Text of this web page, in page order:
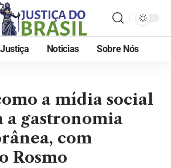
Justiça Noticias Sobre Nós
a mídia social
gastronomia
com
Rosmo